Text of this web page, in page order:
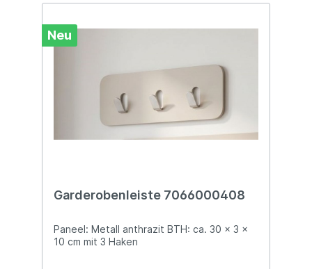
Neu
Garderobenleiste 7066000408
Paneel: Metall anthrazit BTH: ca. 30 x 3 x
10 cm mit 3 Haken